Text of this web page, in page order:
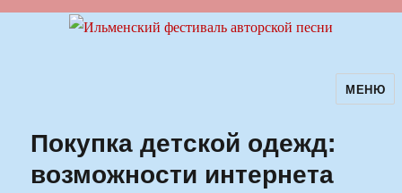
Ильменский фестиваль авторскойМЕНЮ
Покупка детской одежд:
возможности интернета